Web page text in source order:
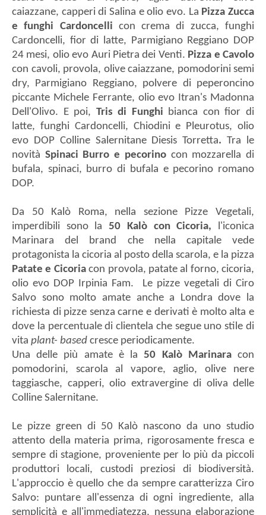
caiazzane, capperi di Salina e olio evo. La Pizza Zucca
e funghi Cardoncelli con crema di zucca, funghi
Cardoncelli, fior di latte, Parmigiano Reggiano DOP
24 mesi, olio evo Auri Pietra dei Venti. Pizza e Cavolo
con cavoli, provola, olive caiazzane, pomodorini semi
dry, Parmigiano Reggiano, polvere di peperoncino
piccante Michele Ferrante, olio evo Itran's Madonna
Dell'Olivo. E poi, Tris di Funghi bianca con fior di
latte, funghi Cardoncelli, Chiodini e Pleurotus, olio
evo DOP Colline Salernitane Diesis Torretta.Tra le
novità Spinaci Burro e pecorino con mozzarella di
bufala, spinaci, burro di bufala e pecorino romano
DOP.
Da 50 Kalò Roma, nella sezione Pizze Vegetali,
imperdibili sono la50 Kalò con Cicoria, l'iconica
Marinara del brand che nella capitale vede
protagonista la cicoria al posto della scarola, e la pizza
Patate e Cicoriacon provola, patate al forno, cicoria,
olio evo DOP Irpinia Fam. Le pizze vegetali di Ciro
Salvo sono molto amate anche a Londra dove la
richiesta di pizze senza carne e derivati è molto alta e
dove la percentuale di clientela che segue uno stile di
vita plant- based cresce periodicamente.
Una delle più amate è la 50 Kalò Marinaracon
pomodorini, scarola al vapore, aglio, olive nere
taggiasche, capperi, olio extravergine di oliva delle
Colline Salernitane.
Le pizze green di 50 Kalò nascono da uno studio
attento della materia prima, rigorosamente fresca e
sempre di stagione, proveniente per lo più da piccoli
produttori locali, custodi preziosi di biodiversità.
L'approccio è quello che da sempre caratterizza Ciro
Salvo: puntare all'essenza di ogni ingrediente, alla
semplicità e all'immediatezza, nessuna elaborazione